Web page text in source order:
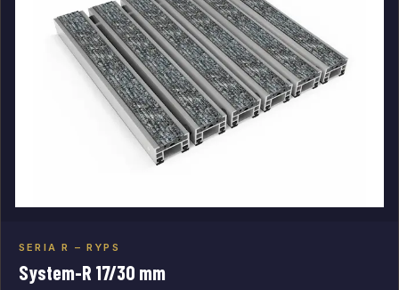
SERIA R – RYPS
System-R 17/30 mm